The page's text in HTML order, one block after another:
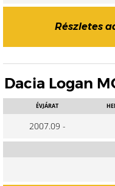
Részletes
Dacia Logan
ÉVJÁRAT
2007.09 -